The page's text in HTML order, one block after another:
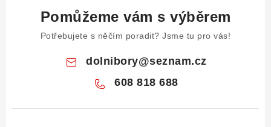
Pomůžeme vám s výběrem
Potřebujete s něčím poradit? Jsme tu pro vás!
dolnibory@seznam.cz
608 818 688